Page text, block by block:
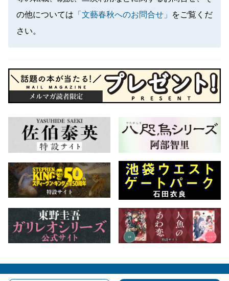
の他については 「文藝春秋へのお問合せ」
をご覧くだ
さい。